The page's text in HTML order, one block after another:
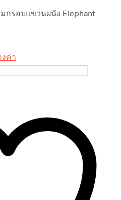
กรอบแขวนผนัง Elephant
งค่า